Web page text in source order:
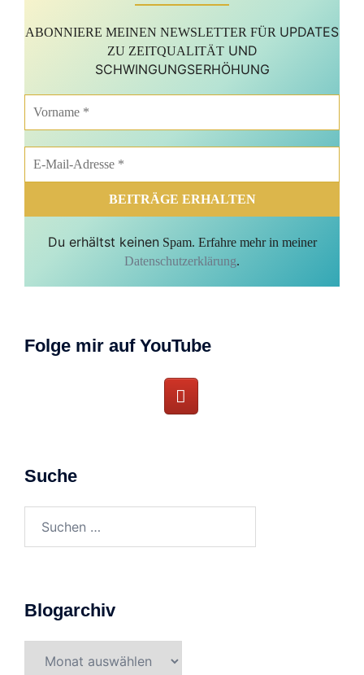
ABONNIERE MEINEN NEWSLETTER FÜR UPDATES
ZU ZEITQUALITÄTUND
SCHWINGUNGSERHÖHUNG
Du erhältst keinenSpam. Erfahre mehr in meiner
Datenschutzerklärung.
Folge mir auf YouTube
Suche
Blogarchiv